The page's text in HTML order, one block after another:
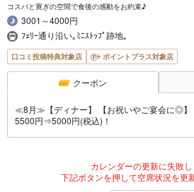
コスパと寛ぎの空間で食後の感動をお約束♪
3001～4000円
ﾌｪﾘｰ通り沿い｡ﾐﾆｽﾄｯﾌﾟ跡地｡
口コミ投稿特典対象店 ポイントプラス対象店
クーポン
≪8月≫【ディナー】 【お祝いやご宴会に◎】
5500円⇒5000円(税込)！
カレンダーの更新に失敗し
下記ボタンを押して空席状況を更